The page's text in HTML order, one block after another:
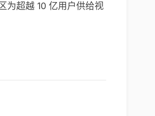
为超越 10 亿用户供给视